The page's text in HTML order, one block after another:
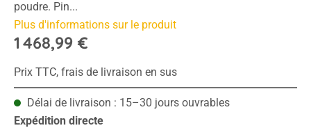
poudre. Pin...
Plus d'informations sur le produit
1 468,99 €
Prix TTC, frais de livraison en sus
Délai de livraison : 15–30 jours ouvrables
Expédition directe